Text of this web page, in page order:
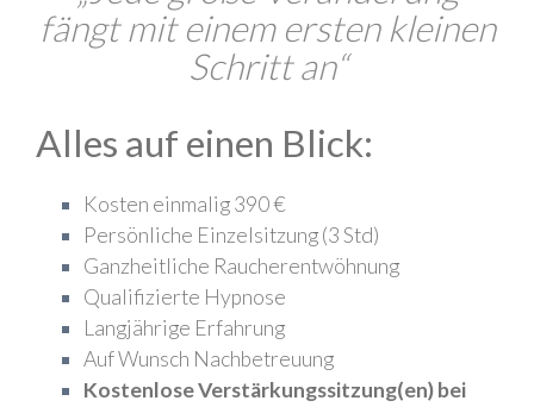
fängt mit einem ersten kleinen
Schritt an“
Alles auf einen Blick:
Kosten einmalig 390 €
Persönliche Einzelsitzung (3 Std)
Ganzheitliche Raucherentwöhnung
Qualifizierte Hypnose
Langjährige Erfahrung
Auf Wunsch Nachbetreuung
Kostenlose Verstärkungssitzung(en) bei